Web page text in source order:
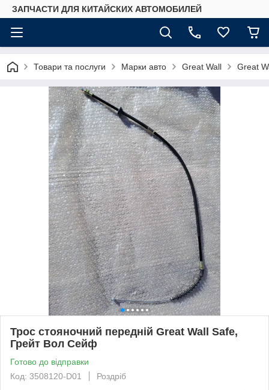
ЗАПЧАСТИ ДЛЯ КИТАЙСКИХ АВТОМОБИЛЕЙ
Товари та послуги Марки авто Great Wall Great
Трос стояночний передній Great Wall Safe,
Грейт Вол Сейф
Готово до відправки
Код: 3508120-D01
Роздріб